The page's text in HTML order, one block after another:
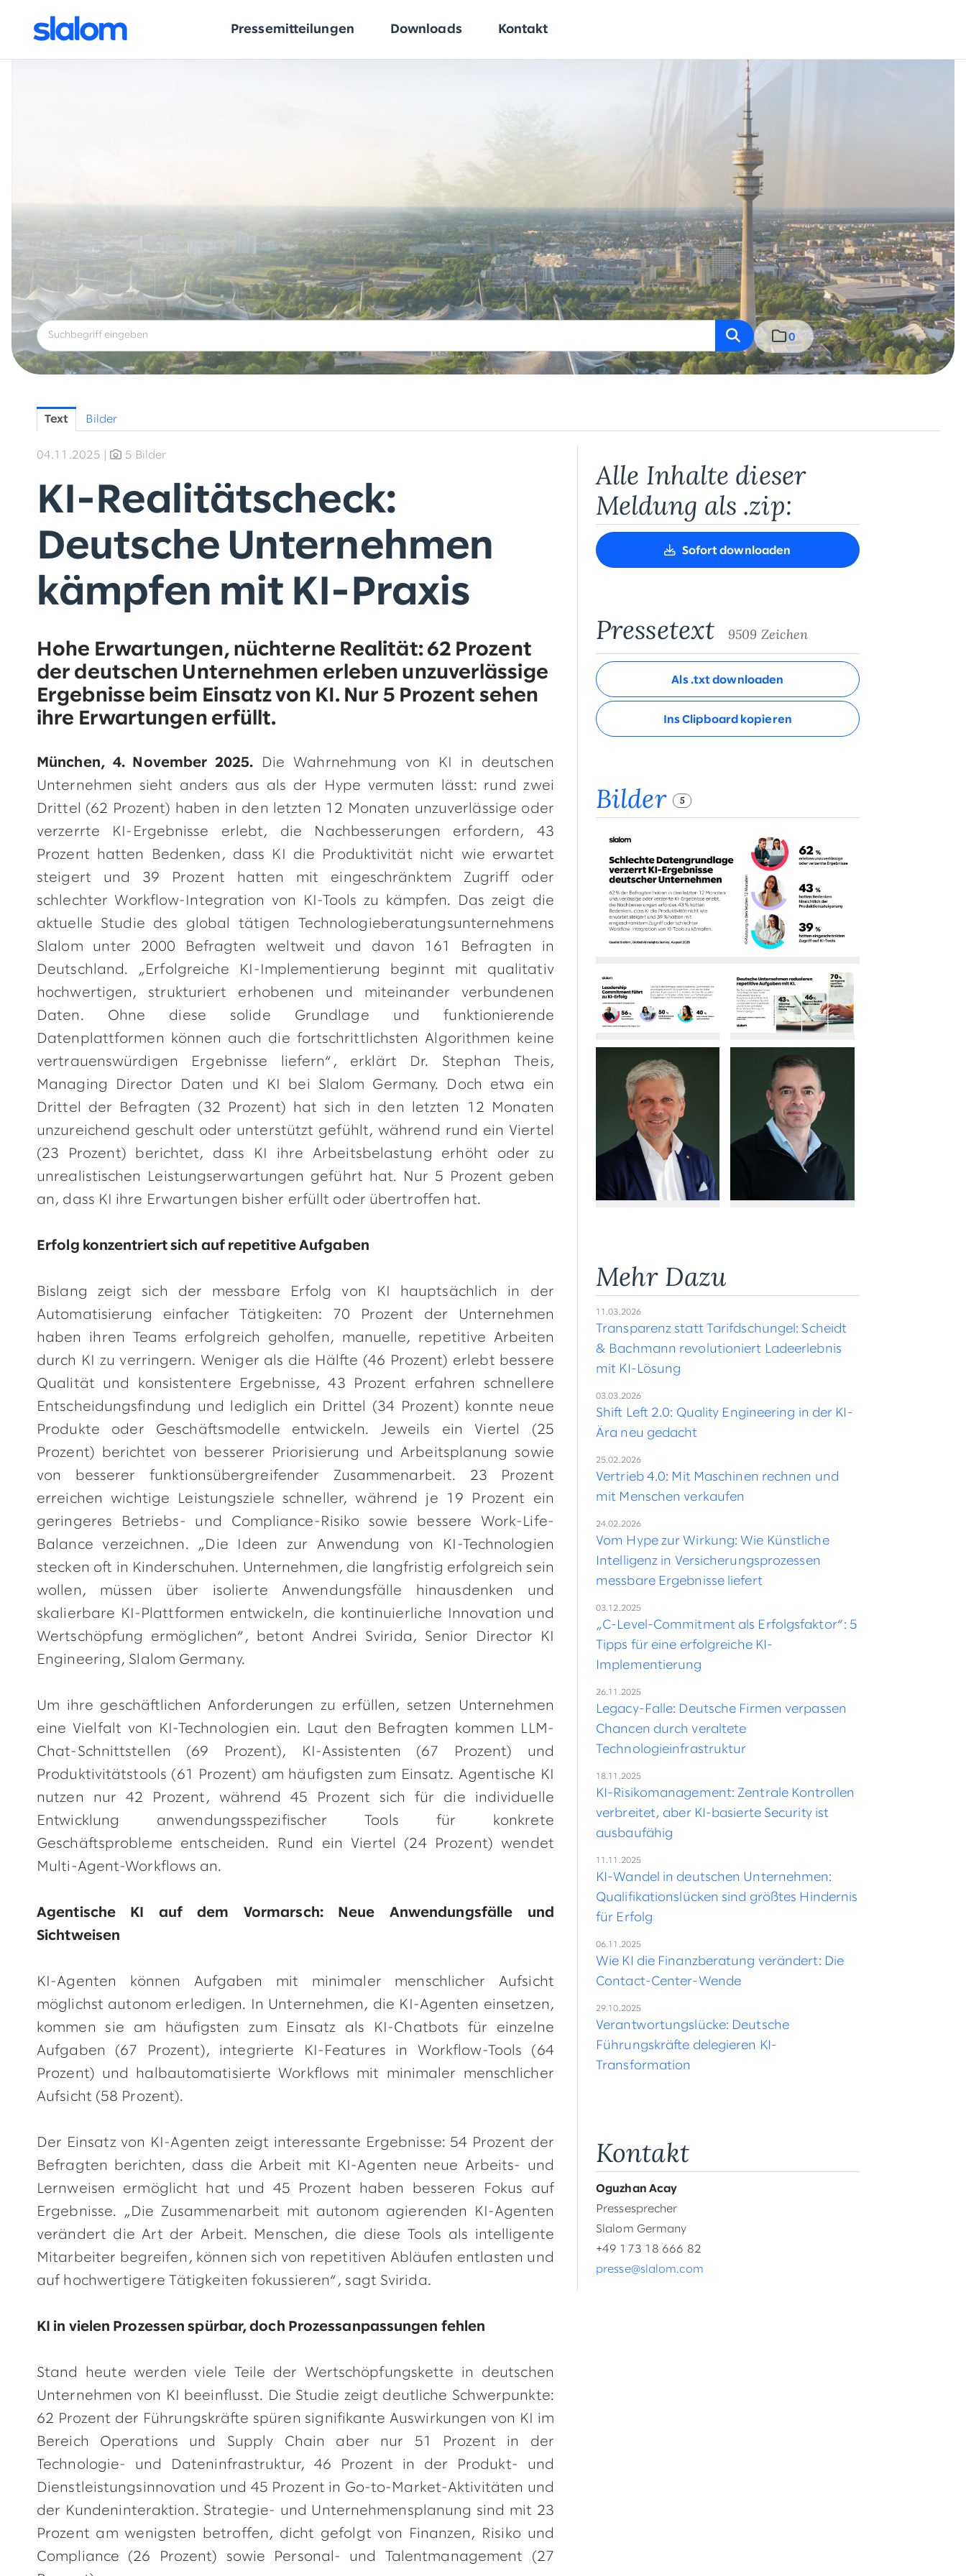
Pressemitteilungen Downloads Kontakt
0
Text Bilder
04.11.2025 5 Bilder
KI-Realitätscheck:
Deutsche Unternehmen
kämpfen mit KI-Praxis
Hohe Erwartungen, nüchterne Realität: 62 Prozent
der deutschen Unternehmen erleben unzuverlässige
Ergebnisse beim Einsatz von KI. Nur 5 Prozent sehen
ihre Erwartungen erfüllt.
München, 4. November 2025. Die Wahrnehmung von KI in deutschen
Unternehmen sieht anders aus als der Hype vermuten lässt: rund zwei
Drittel (62 Prozent) haben in den letzten 12 Monaten unzuverlässige oder
verzerrte KI-Ergebnisse erlebt, die Nachbesserungen erfordern, 43
Prozent hatten Bedenken, dass KI die Produktivität nicht wie erwartet
steigert und 39 Prozent hatten mit eingeschränktem Zugriff oder
schlechter Workflow-Integration von KI-Tools zu kämpfen. Das zeigt die
aktuelle Studie des global tätigen Technologieberatungsunternehmens
Slalom unter 2000 Befragten weltweit und davon 161 Befragten in
Deutschland. „Erfolgreiche KI-Implementierung beginnt mit qualitativ
hochwertigen, strukturiert erhobenen und miteinander verbundenen
Daten. Ohne diese solide Grundlage und funktionierende
Datenplattformen können auch die fortschrittlichsten Algorithmen keine
vertrauenswürdigen Ergebnisse liefern“, erklärt Dr. Stephan Theis,
Managing Director Daten und KI bei Slalom Germany. Doch etwa ein
Drittel der Befragten (32 Prozent) hat sich in den letzten 12 Monaten
unzureichend geschult oder unterstützt gefühlt, während rund ein Viertel
(23 Prozent) berichtet, dass KI ihre Arbeitsbelastung erhöht oder zu
unrealistischen Leistungserwartungen geführt hat. Nur 5 Prozent geben
an, dass KI ihre Erwartungen bisher erfüllt oder übertroffen hat.
Erfolg konzentriert sich auf repetitive Aufgaben
Bislang zeigt sich der messbare Erfolg von KI hauptsächlich in der
Automatisierung einfacher Tätigkeiten: 70 Prozent der Unternehmen
haben ihren Teams erfolgreich geholfen, manuelle, repetitive Arbeiten
durch KI zu verringern. Weniger als die Hälfte (46 Prozent) erlebt bessere
Qualität und konsistentere Ergebnisse, 43 Prozent erfahren schnellere
Entscheidungsfindung und lediglich ein Drittel (34 Prozent) konnte neue
Produkte oder Geschäftsmodelle entwickeln. Jeweils ein Viertel (25
Prozent) berichtet von besserer Priorisierung und Arbeitsplanung sowie
von besserer funktionsübergreifender Zusammenarbeit. 23 Prozent
erreichen wichtige Leistungsziele schneller, während je 19 Prozent ein
geringeres Betriebs- und Compliance-Risiko sowie bessere Work-Life-
Balance verzeichnen. „Die Ideen zur Anwendung von KI-Technologien
stecken oft in Kinderschuhen. Unternehmen, die langfristig erfolgreich sein
wollen, müssen über isolierte Anwendungsfälle hinausdenken und
skalierbare KI-Plattformen entwickeln, die kontinuierliche Innovation und
Wertschöpfung ermöglichen“, betont Andrei Svirida, Senior Director KI
Engineering, Slalom Germany.
Um ihre geschäftlichen Anforderungen zu erfüllen, setzen Unternehmen
eine Vielfalt von KI-Technologien ein. Laut den Befragten kommen LLM-
Chat-Schnittstellen (69 Prozent), KI-Assistenten (67 Prozent) und
Produktivitätstools (61 Prozent) am häufigsten zum Einsatz. Agentische KI
nutzen nur 42 Prozent, während 45 Prozent sich für die individuelle
Entwicklung anwendungsspezifischer Tools für konkrete
Geschäftsprobleme entscheiden. Rund ein Viertel (24 Prozent) wendet
Multi-Agent-Workflows an.
Agentische KI auf dem Vormarsch: Neue Anwendungsfälle und
Sichtweisen
KI-Agenten können Aufgaben mit minimaler menschlicher Aufsicht
möglichst autonom erledigen. In Unternehmen, die KI-Agenten einsetzen,
kommen sie am häufigsten zum Einsatz als KI-Chatbots für einzelne
Aufgaben (67 Prozent), integrierte KI-Features in Workflow-Tools (64
Prozent) und halbautomatisierte Workflows mit minimaler menschlicher
Aufsicht (58 Prozent).
Der Einsatz von KI-Agenten zeigt interessante Ergebnisse: 54 Prozent der
Befragten berichten, dass die Arbeit mit KI-Agenten neue Arbeits- und
Lernweisen ermöglicht hat und 45 Prozent haben besseren Fokus auf
Ergebnisse. „Die Zusammenarbeit mit autonom agierenden KI-Agenten
verändert die Art der Arbeit. Menschen, die diese Tools als intelligente
Mitarbeiter begreifen, können sich von repetitiven Abläufen entlasten und
auf hochwertigere Tätigkeiten fokussieren“, sagt Svirida.
KI in vielen Prozessen spürbar, doch Prozessanpassungen fehlen
Stand heute werden viele Teile der Wertschöpfungskette in deutschen
Unternehmen von KI beeinflusst. Die Studie zeigt deutliche Schwerpunkte:
62 Prozent der Führungskräfte spüren signifikante Auswirkungen von KI im
Bereich Operations und Supply Chain aber nur 51 Prozent in der
Technologie- und Dateninfrastruktur, 46 Prozent in der Produkt- und
Dienstleistungsinnovation und 45 Prozent in Go-to-Market-Aktivitäten und
der Kundeninteraktion. Strategie- und Unternehmensplanung sind mit 23
Prozent am wenigsten betroffen, dicht gefolgt von Finanzen, Risiko und
Compliance (26 Prozent) sowie Personal- und Talentmanagement (27
Alle Inhalte dieser
Meldung als .zip:
Sofort downloaden
Pressetext 9509 Zeichen
Als .txt downloaden
Ins Clipboard kopieren
Bilder 5
Mehr Dazu
11.03.2026
Transparenz statt Tarifdschungel: Scheidt
& Bachmann revolutioniert Ladeerlebnis
mit KI-Lösung
03.03.2026
Shift Left 2.0: Quality Engineering in der KI-
Ära neu gedacht
25.02.2026
Vertrieb 4.0: Mit Maschinen rechnen und
mit Menschen verkaufen
24.02.2026
Vom Hype zur Wirkung: Wie Künstliche
Intelligenz in Versicherungsprozessen
messbare Ergebnisse liefert
03.12.2025
„C-Level-Commitment als Erfolgsfaktor“: 5
Tipps für eine erfolgreiche KI-
Implementierung
26.11.2025
Legacy-Falle: Deutsche Firmen verpassen
Chancen durch veraltete
Technologieinfrastruktur
18.11.2025
KI-Risikomanagement: Zentrale Kontrollen
verbreitet, aber KI-basierte Security ist
ausbaufähig
11.11.2025
KI-Wandel in deutschen Unternehmen:
Qualifikationslücken sind größtes Hindernis
für Erfolg
06.11.2025
Wie KI die Finanzberatung verändert: Die
Contact-Center-Wende
29.10.2025
Verantwortungslücke: Deutsche
Führungskräfte delegieren KI-
Transformation
Kontakt
Oguzhan Acay
Pressesprecher
Slalom Germany
+49 173 18 666 82
presse@slalom.com